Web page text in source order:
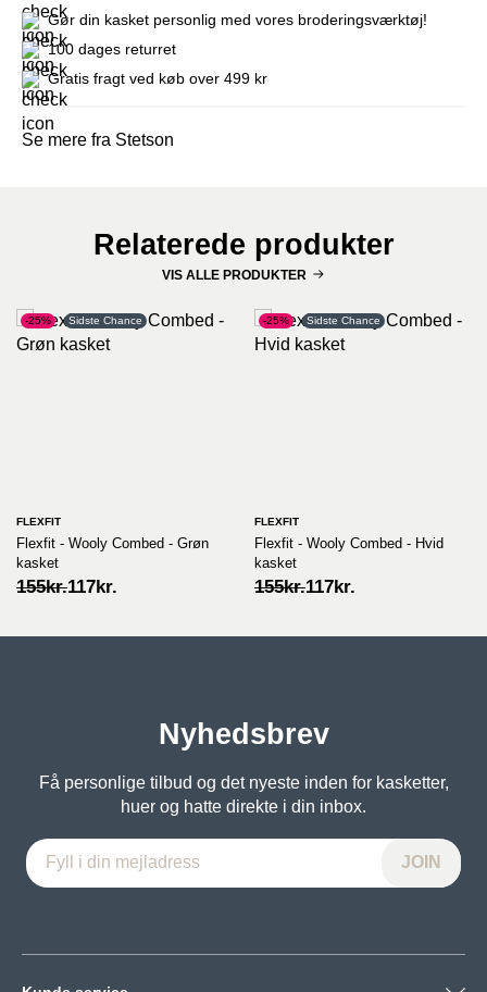
Gør din kasket personlig med vores broderingsværktøj!
100 dages returret
Gratis fragt ved køb over 499 kr
Se mere fra Stetson
Relaterede produkter
VIS ALLE PRODUKTER
-25% Sidste Chance
FLEXFIT
Flexfit - Wooly Combed - Grøn
kasket
155kr.
Original
155kr..
117kr.
Current
117kr..
-25% Sidste Chance
FLEXFIT
Flexfit - Wooly Combed - Hvid
kasket
155kr.
Original
155kr..
117kr.
Current
117kr..
Nyhedsbrev
Få personlige tilbud og det nyeste inden for kasketter,
huer og hatte direkte i din inbox.